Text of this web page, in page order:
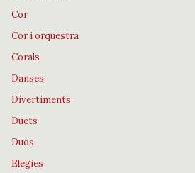
Cor
Cor i orquestra
Corals
Danses
Divertiments
Duets
Duos
Elegies